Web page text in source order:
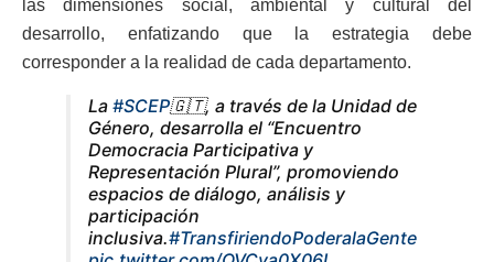
las dimensiones social, ambiental y cultural del
desarrollo, enfatizando que la estrategia debe
corresponder a la realidad de cada departamento.
La #SCEP🇬🇹, a través de la Unidad de
Género, desarrolla el “Encuentro
Democracia Participativa y
Representación Plural”, promoviendo
espacios de diálogo, análisis y
participación
inclusiva.#TransfiriendoPoderalaGente